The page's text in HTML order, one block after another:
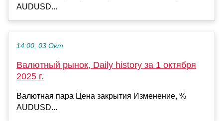
AUDUSD...
14:00, 03 Окт
Валютный рынок, Daily history за 1 октября
2025 г.
Валютная пара Цена закрытия Изменение, %
AUDUSD...